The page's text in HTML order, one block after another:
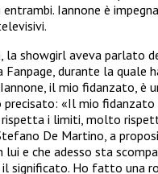
Iannone è
la showgirl aveva parlato
Fanpage, durante la
il mio fidanzato, è
precisato: «Il mio
i limiti, molto
De Martino, a
lui e che adesso sta
significato. Ho fatto una